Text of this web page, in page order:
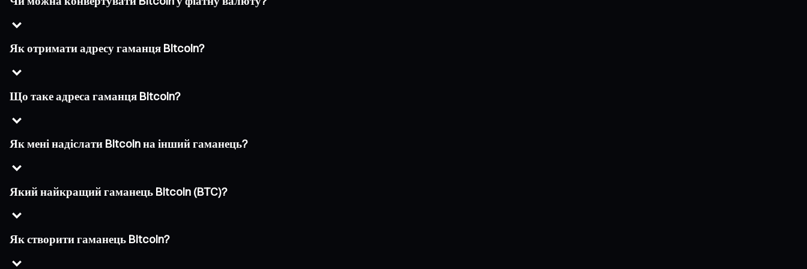
Як отримати адресу гаманця Bitcoin?
Що таке адреса гаманця Bitcoin?
Як мені надіслати Bitcoin на інший гаманець?
Який найкращий гаманець Bitcoin (BTC)?
Як створити гаманець Bitcoin?